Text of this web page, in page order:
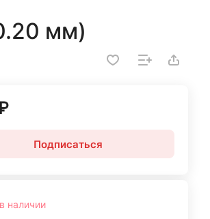
мм)
Подписаться
наличии